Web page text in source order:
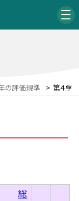
の評価規準 > 第４学
総